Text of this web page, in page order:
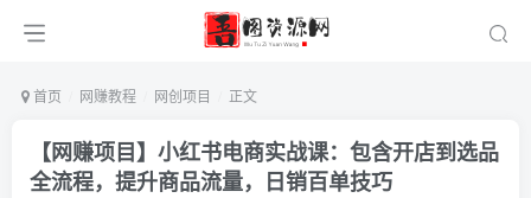
首页 网赚教程 网创项目 正文
【网赚项目】小红书电商实战课：包含开店到选品
全流程，提升商品流量，日销百单技巧